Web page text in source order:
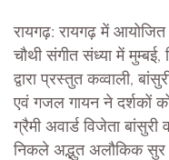
रायगढ़: रायगढ़ में
चौथी संगीत संध्या में
द्वारा प्रस्तुत कव्वाली,
एवं गजल गायन ने दर्शकों
ग्रैमी अवार्ड विजेता
निकले अद्भुत अलौकिक सुर